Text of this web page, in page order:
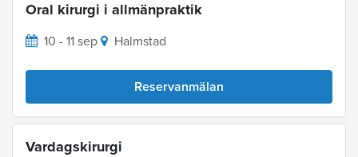
Oral kirurgi i allmänpraktik
10 - 11 sep Halmstad
Reservanmälan
Vardagskirurgi